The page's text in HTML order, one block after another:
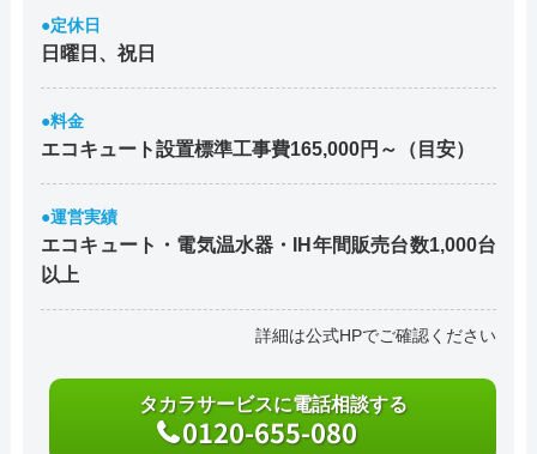
●定休日
日曜日、祝日
●料金
エコキュート設置標準工事費165,000円～（目安）
●運営実績
エコキュート・電気温水器・IH年間販売台数1,000台
以上
詳細は公式HPでご確認ください
タカラサービスに電話相談する
0120-655-080